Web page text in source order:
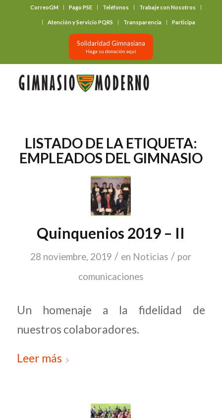
CorreoGM Pago PSE Teléfonos Trabaje con Nosotros
Atención y Servicio PQRS Transparencia Participa
Solidaridad Gimnasiana
Haga su donación aquí
LISTADO DE LA ETIQUETA:
EMPLEADOS DEL GIMNASIO
Quinquenios 2019 – II
28 noviembre, 2019 / en Noticias / por
comunicaciones
Un homenaje a la fidelidad de
nuestros colaboradores.
Leer más